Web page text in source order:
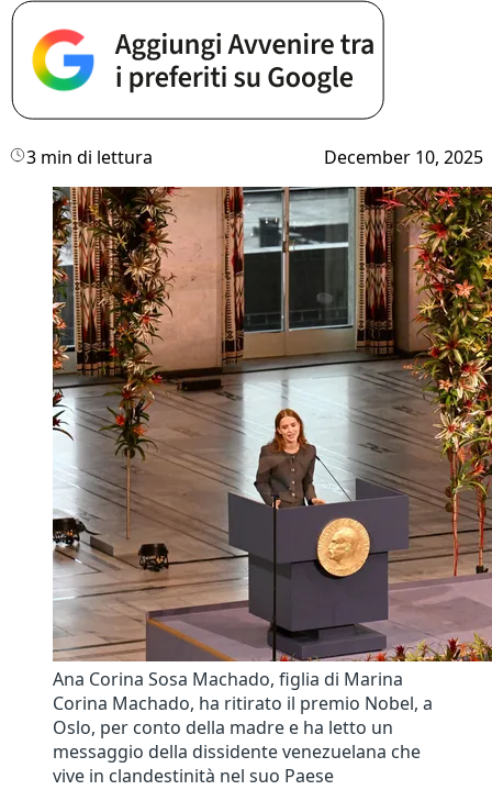
3 min di lettura December 10, 2025
Ana Corina Sosa Machado, figlia di Marina
Corina Machado, ha ritirato il premio Nobel, a
Oslo, per conto della madre e ha letto un
messaggio della dissidente venezuelana che
vive in clandestinità nel suo Paese